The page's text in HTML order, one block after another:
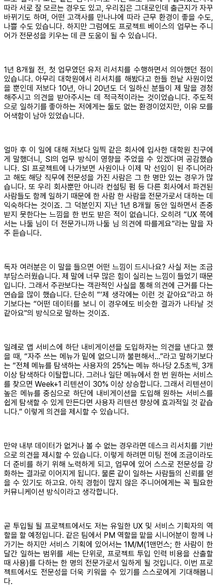
따라 서로 잘 모르는 경우도 있고, 우리집은 그대로인데 출근지가 자꾸
바뀌기도 하며, 어떤 고객사를 만나냐에 따라 근무 환경이 좋을 수도,
나쁠 수도 있습니다. 하지만 그럼에도 프로젝트 베이스의 업무는 주니
어가 전문성을 키우는 데 큰 도움이 될 수 있습니다.
1년 8개월 전, 첫 업무였던 유저 리서치를 수행하면서 의아했던 점이
있습니다. 아무리 대학원에서 리서치를 해봤다고 한들 한낱 사원이었
을 뿐인데 저보다 10년, 아니 20년도 더 일하신 분들이 제 말을 경청
해주시고 의견을 받아주시는 데 적극적이라는 것이었습니다. 주도적
으로 일하기를 좋아하는 저에게는 둘도 없는 환경이었지만, 이유 모를
어색함이 남아 있었습니다.
얼마 후 이 일에 대해 저보다 일찍 같은 회사에 입사한 대학원 친구에
게 말했더니, SI의 업무 방식이 영향을 주었을 수 있겠다며 공감했습
니다. SI 프로젝트에 나가보면 사원이나 이제 막 선임이 된 주니어라
고 해도 해당 직무에 전문성을 가진 사람은 그 한 명만 있는 경우가 많
습니다. 또 우리 회사뿐만 아니라 컨설팅 펌 등 다른 회사에서 파견된
사람들도 함께 일하기 때문에 한 사람 한 사람을 전문가로서 대하는 데
익숙하다는 것이죠. 그 덕분인지 지난 1년 8개월 동안 일하면서 존중
받지 못한다는 느낌을 한 번도 받은 적이 없습니다. 오히려 “UX 쪽에
서는 나둘 님이 더 전문가니까 나둘 님 의견에 따를게요”라는 말을 자
주 듣습니다.
독자 여러분은 이 말을 들으면 어떤 느낌이 드시나요? 사실 저는 조금
부담스러웠습니다. 제 말에 너무 많은 힘이 실리는 느낌이 들었기 때문
입니다. 그래서 주관보다는 객관적인 사실을 통해 의견에 근거를 다는
연습을 많이 했습니다. 단순히 “‘제 생각에는 이런 것 같아요”라고 하
기보다는 “어떤 데이터를 보니 이 경우에도 비슷한 결과가 나타날 것
같아요"의 방식으로 말하는 것이죠.
일례로 앱 서비스에 하단 내비게이션을 도입하자는 의견을 낸다고 했
을 때, “자주 쓰는 메뉴가 밑에 없으니까 불편해서…”라고 말하기보다
는 “전체 메뉴를 탐색하는 사용자의 25%는 메뉴 하나당 2.5초씩, 3개
이상 탐색하다 이탈합니다. 그러나 일단 메뉴에서 한 번 원하는 서비스
를 찾으면 Week+1 리텐션이 30% 이상 상승합니다. 그래서 리텐션이
높은 메뉴를 중심으로 하단에 내비게이션을 도입해 원하는 서비스를
쉽게 탐색할 수 있게 만든다면 사용자 리텐션 향상에 효과적일 것 같습
니다.” 이렇게 의견을 제시할 수 있습니다.
만약 내부 데이터가 없거나 볼 수 없는 경우라면 데스크 리서치를 기반
으로 의견을 제시할 수 있습니다. 이렇게 하려면 미팅 전에 조금이라도
더 준비를 하기 위해 노력하게 되고, 업무에 있어 스스로 전문성을 강
화하는 결과로 이어지게 됩니다. 물론 같이 일하는 사람들의 신뢰를 얻
을 수 있기도 하고요. 아직 경험이 많지 않은 주니어에게는 꼭 필요한
커뮤니케이션 방식이라고 생각합니다.
곧 투입될 될 프로젝트에서도 저는 유일한 UX 및 서비스 기획자의 역
할을 할 예정입니다. 같은 팀에서 PM 역할을 맡을 시니어분이 함께 나
가기는 하지만 서비스 기획에 있어서는 1M/M(1맨먼스; 한 사람이 한
달간 일하는 범위를 세는 단위로, 프로젝트 투입 인력 비용을 산출할
때 사용)를 다하는 한 명의 전문가로서 일하게 될 것입니다. 이번 프로
젝트에서도 전문성을 더욱 키워올 수 있기를 스스로에게 기대해봅니
다.